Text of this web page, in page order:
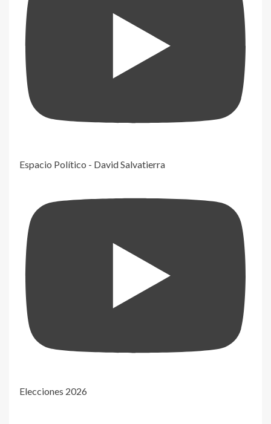
Espacio Político - David Salvatierra
Elecciones 2026